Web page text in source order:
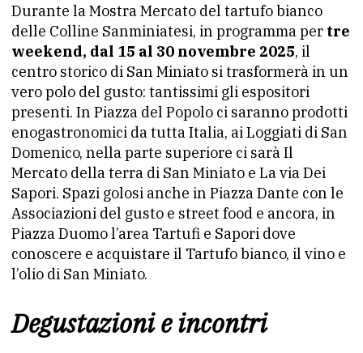
Durante la Mostra Mercato del tartufo bianco
delle Colline Sanminiatesi, in programma per tre
weekend, dal 15 al 30 novembre 2025, il
centro storico di San Miniato si trasformerà in un
vero polo del gusto: tantissimi gli espositori
presenti. In Piazza del Popolo ci saranno prodotti
enogastronomici da tutta Italia, ai Loggiati di San
Domenico, nella parte superiore ci sarà Il
Mercato della terra di San Miniato e La via Dei
Sapori. Spazi golosi anche in Piazza Dante con le
Associazioni del gusto e street food e ancora, in
Piazza Duomo l’area Tartufi e Sapori dove
conoscere e acquistare il Tartufo bianco, il vino e
l’olio di San Miniato.
Degustazioni e incontri